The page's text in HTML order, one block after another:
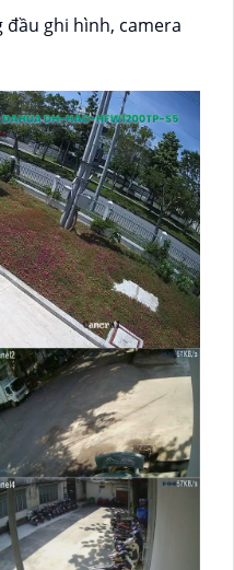
đầu ghi hình, camera